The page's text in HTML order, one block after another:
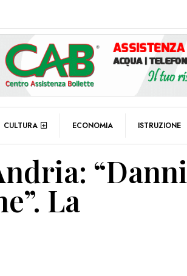
CULTURA ECONOMIA ISTRUZIONE
“Danni
La